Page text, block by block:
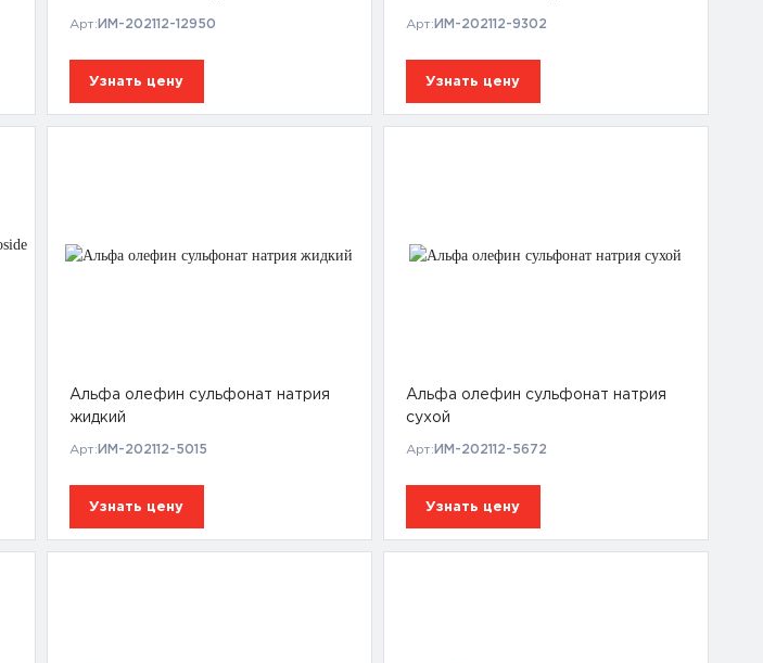
Арт: ИМ-202112-12950
Узнать цену
Арт: ИМ-202112-9302
Узнать цену
Альфа олефин сульфонат натрия
жидкий
Арт: ИМ-202112-5015
Узнать цену
Альфа олефин сульфонат натрия
сухой
Арт: ИМ-202112-5672
Узнать цену